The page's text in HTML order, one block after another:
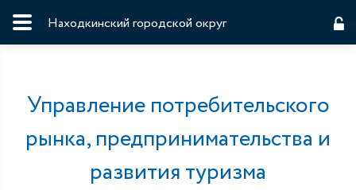
Находкинский городской округ
Управление потребительского
рынка, предпринимательства и
развития туризма